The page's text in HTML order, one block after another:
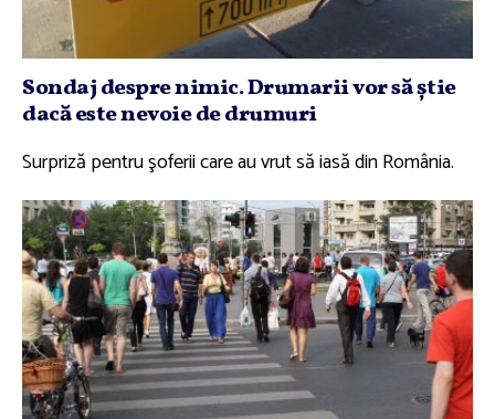
Sondaj despre nimic. Drumarii vor să ştie
dacă este nevoie de drumuri
Surpriză pentru şoferii care au vrut să iasă din România.